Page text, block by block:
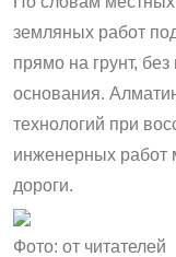
земляных работ
прямо на грунт,
основания.
технологий при
инженерных работ
дороги.
Фото: от читателей